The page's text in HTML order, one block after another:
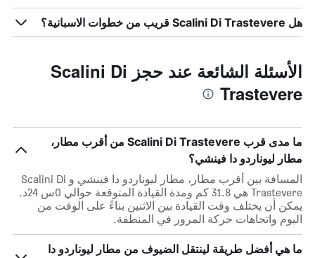
هل Scalini Di Trastevere قريب من خطوات الاسبانية؟
الأسئلة الشائعة عند حجز Scalini Di
Trastevere
ما مدى قرب Scalini Di Trastevere من أقرب مطار،
مطار ليوناردو دا فينشي؟
المسافة بين أقرب مطار، مطار ليوناردو دا فينشي و Scalini Di
Trastevere هي 31.8 كم ومدة القيادة المتوقعة حوالي 0س 24د.
يمكن أن يختلف وقت القيادة بين الاثنين بناءً على الوقت من
اليوم واتجاهات حركة المرور في المنطقة.
ما هي أفضل طريقة لينتقل الضيوف من مطار ليوناردو دا